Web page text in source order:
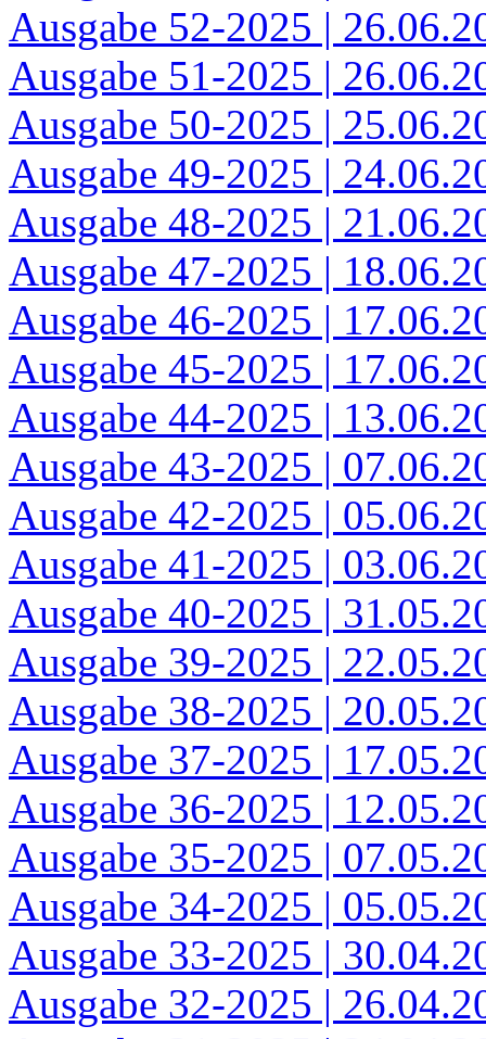
Ausgabe 52-2025 |
Ausgabe 51-2025 |
Ausgabe 50-2025 |
Ausgabe 49-2025 |
Ausgabe 48-2025 |
Ausgabe 47-2025 |
Ausgabe 46-2025 |
Ausgabe 45-2025 |
Ausgabe 44-2025 |
Ausgabe 43-2025 |
Ausgabe 42-2025 |
Ausgabe 41-2025 |
Ausgabe 40-2025 |
Ausgabe 39-2025 |
Ausgabe 38-2025 |
Ausgabe 37-2025 |
Ausgabe 36-2025 |
Ausgabe 35-2025 |
Ausgabe 34-2025 |
Ausgabe 33-2025 |
Ausgabe 32-2025 |